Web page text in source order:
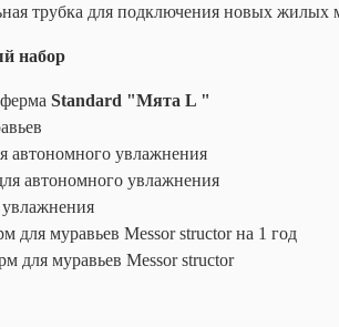
трубка для подключения новых жилых
набор
Standard "Мята L "
автономного увлажнения
автономного увлажнения
для муравьев Messor structor на 1 год
для муравьев Messor structor